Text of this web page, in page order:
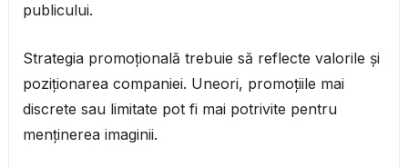
publicului.
Strategia promoțională trebuie să reflecte valorile și
poziționarea companiei. Uneori, promoțiile mai
discrete sau limitate pot fi mai potrivite pentru
menținerea imaginii.